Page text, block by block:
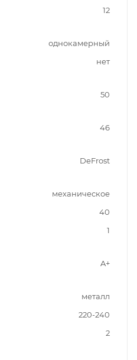
12
однокамерный
нет
50
46
DeFrost
механическое
40
1
A+
металл
220-240
2